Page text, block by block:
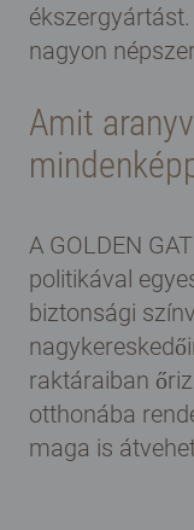
nagyon
Amit
A GOLDEN
politikával
biztonsági
raktáraiban
otthonába
maga is